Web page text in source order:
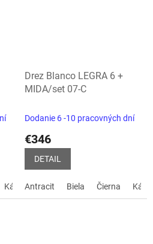
Kávová biela soft sivá vulkán
Drez Blanco LEGRA 6 +
MIDA/set 07-C
Dodanie 6 -10 pracovných dní
€346
DETAIL
Antracit Biela Čierna